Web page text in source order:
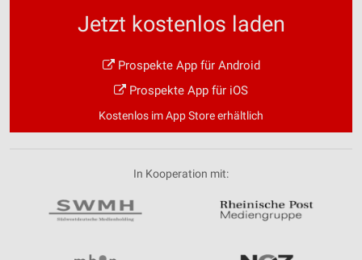
Jetzt kostenlos laden
Prospekte App für Android
Prospekte App für iOS
Kostenlos im App Store erhältlich
In Kooperation mit: